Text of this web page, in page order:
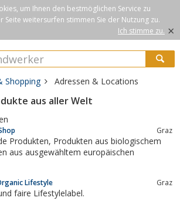
um Ihnen den bestmöglichen Service zu
Seite weitersurfen stimmen Sie der Nutzung zu.
Ich stimme zu. ×
Shopping Adressen & Locations
aus aller Welt
Graz
aus biologischem
aus ausgewähltem europäischen
Lifestyle Graz
und faire Lifestylelabel.